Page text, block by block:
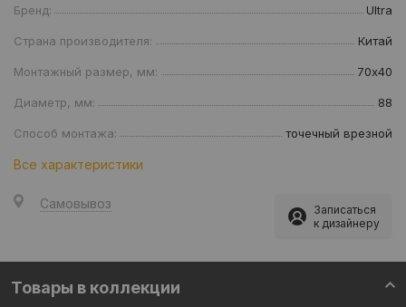
Бренд: Ultra
Страна производителя: Китай
Монтажный размер, мм: 70х40
Диаметр, мм: 88
Способ монтажа: точечный врезной
Все характеристики
Самовывоз
Записаться
к дизайнеру
Товары в коллекции